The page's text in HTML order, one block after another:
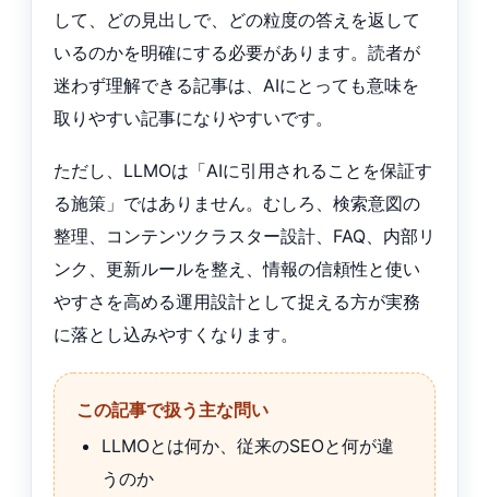
して、どの見出しで、どの粒度の答えを返して
いるのかを明確にする必要があります。読者が
迷わず理解できる記事は、AIにとっても意味を
取りやすい記事になりやすいです。
ただし、LLMOは「AIに引用されることを保証す
る施策」ではありません。むしろ、検索意図の
整理、コンテンツクラスター設計、FAQ、内部リ
ンク、更新ルールを整え、情報の信頼性と使い
やすさを高める運用設計として捉える方が実務
に落とし込みやすくなります。
この記事で扱う主な問い
LLMOとは何か、従来のSEOと何が違
うのか